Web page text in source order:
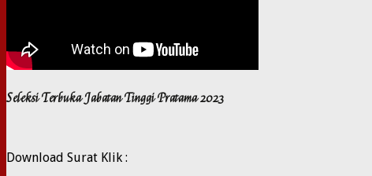
Seleksi Terbuka Jabatan Tinggi Pratama 2023
Download Surat Klik :